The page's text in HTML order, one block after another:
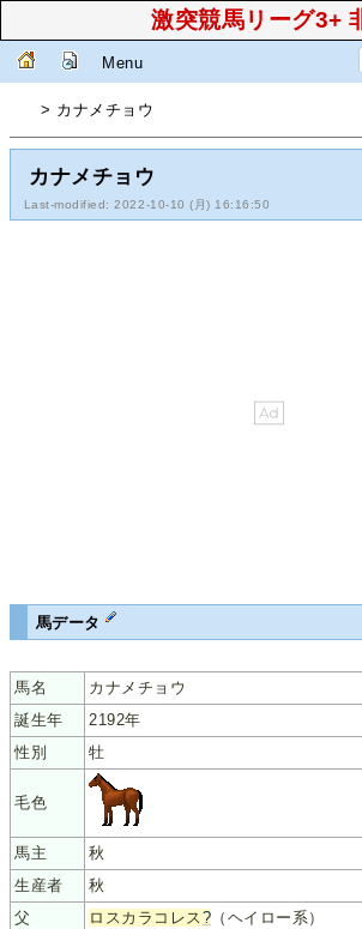
激突競馬リーグ3+
Menu
> カナメチョウ
カナメチョウ
Last-modified: 2022-10-10 (月) 16:16:50
馬データ
馬名
カナメチョウ
誕生年
2192年
性別
牡
毛色
馬主
秋
生産者
秋
父
ロスカラコレス? （ヘイロー系）